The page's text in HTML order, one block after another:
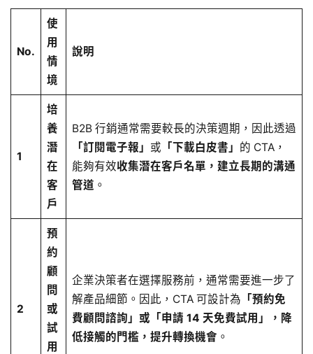
No.
使
用
情
境
說明
1
培
養
潛
在
客
戶
B2B 行銷通常需要較長的決策週期，因此透過
「訂閱電子報」 或 「下載白皮書」 的 CTA，
能夠有效收集潛在客戶名單，建立長期的溝通
管道 。
2
預
約
顧
問
或
試
用
企業決策者在選擇服務前，通常需要進一步了
解產品細節。因此，CTA 可設計為 「預約免
費顧問諮詢」或「申請 14 天免費試用」，降
低接觸的門檻，提升轉換機會 。